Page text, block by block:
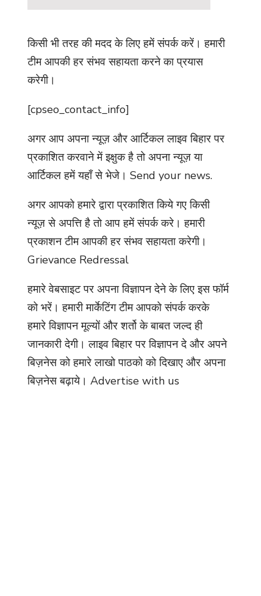
किसी भी तरह की मदद के लिए हमें संपर्क करें। हमारी
टीम आपकी हर संभव सहायता करने का प्रयास
करेगी।
[cpseo_contact_info]
अगर आप अपना न्यूज़ और आर्टिकल लाइव बिहार पर
प्रकाशित करवाने में इक्षुक है तो अपना न्यूज़ या
आर्टिकल हमें यहाँ से भेजे। Send your news.
अगर आपको हमारे द्वारा प्रकाशित किये गए किसी
न्यूज़ से अपत्ति है तो आप हमें संपर्क करे। हमारी
प्रकाशन टीम आपकी हर संभव सहायता करेगी।
Grievance Redressal
हमारे वेबसाइट पर अपना विज्ञापन देने के लिए इस फॉर्म
को भरें। हमारी मार्केटिंग टीम आपको संपर्क करके
हमारे विज्ञापन मूल्यों और शर्तो के बाबत जल्द ही
जानकारी देगी। लाइव बिहार पर विज्ञापन दे और अपने
बिज़नेस को हमारे लाखो पाठको को दिखाए और अपना
बिज़नेस बढ़ाये। Advertise with us